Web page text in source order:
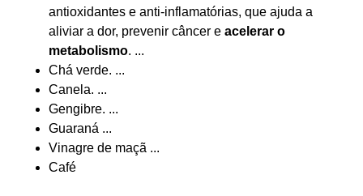
antioxidantes e anti-inflamatórias, que ajuda a
aliviar a dor, prevenir câncer e acelerar o
metabolismo. ...
Chá verde. ...
Canela. ...
Gengibre. ...
Guaraná ...
Vinagre de maçã ...
Café